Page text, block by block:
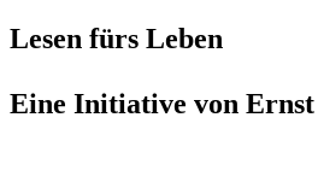
Lesen fürs Leben
Eine Initiative von